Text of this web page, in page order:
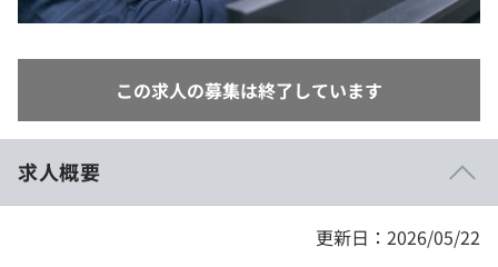
学校向けプラン
この求人の募集は終了しています
求人概要
更新日：2026/05/22